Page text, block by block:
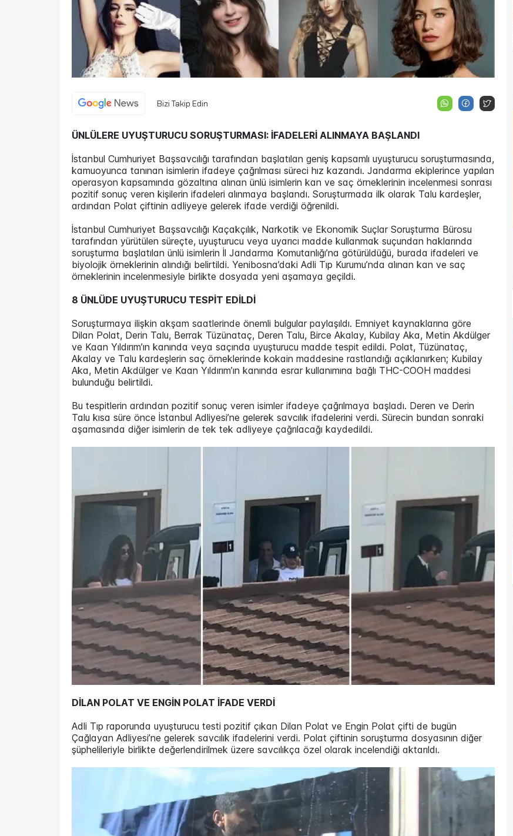
Bizi Takip Edin
ÜNLÜLERE UYUŞTURUCU SORUŞTURMASI: İFADELERİ ALINMAYA BAŞLANDI
İstanbul Cumhuriyet Başsavcılığı tarafından başlatılan geniş kapsamlı uyuşturucu soruşturmasında,
kamuoyunca tanınan isimlerin ifadeye çağrılması süreci hız kazandı. Jandarma ekiplerince yapılan
operasyon kapsamında gözaltına alınan ünlü isimlerin kan ve saç örneklerinin incelenmesi sonrası
pozitif sonuç veren kişilerin ifadeleri alınmaya başlandı. Soruşturmada ilk olarak Talu kardeşler,
ardından Polat çiftinin adliyeye gelerek ifade verdiği öğrenildi.
İstanbul Cumhuriyet Başsavcılığı Kaçakçılık, Narkotik ve Ekonomik Suçlar Soruşturma Bürosu
tarafından yürütülen süreçte, uyuşturucu veya uyarıcı madde kullanmak suçundan haklarında
soruşturma başlatılan ünlü isimlerin İl Jandarma Komutanlığı’na götürüldüğü, burada ifadeleri ve
biyolojik örneklerinin alındığı belirtildi. Yenibosna’daki Adli Tıp Kurumu’nda alınan kan ve saç
örneklerinin incelenmesiyle birlikte dosyada yeni aşamaya geçildi.
8 ÜNLÜDE UYUŞTURUCU TESPİT EDİLDİ
Soruşturmaya ilişkin akşam saatlerinde önemli bulgular paylaşıldı. Emniyet kaynaklarına göre
Dilan Polat, Derin Talu, Berrak Tüzünataç, Deren Talu, Birce Akalay, Kubilay Aka, Metin Akdülger
ve Kaan Yıldırım’ın kanında veya saçında uyuşturucu madde tespit edildi. Polat, Tüzünataç,
Akalay ve Talu kardeşlerin saç örneklerinde kokain maddesine rastlandığı açıklanırken; Kubilay
Aka, Metin Akdülger ve Kaan Yıldırım’ın kanında esrar kullanımına bağlı THC-COOH maddesi
bulunduğu belirtildi.
Bu tespitlerin ardından pozitif sonuç veren isimler ifadeye çağrılmaya başladı. Deren ve Derin
Talu kısa süre önce İstanbul Adliyesi’ne gelerek savcılık ifadelerini verdi. Sürecin bundan sonraki
aşamasında diğer isimlerin de tek tek adliyeye çağrılacağı kaydedildi.
DİLAN POLAT VE ENGİN POLAT İFADE VERDİ
Adli Tıp raporunda uyuşturucu testi pozitif çıkan Dilan Polat ve Engin Polat çifti de bugün
Çağlayan Adliyesi’ne gelerek savcılık ifadelerini verdi. Polat çiftinin soruşturma dosyasının diğer
şüphelileriyle birlikte değerlendirilmek üzere savcılıkça özel olarak incelendiği aktarıldı.